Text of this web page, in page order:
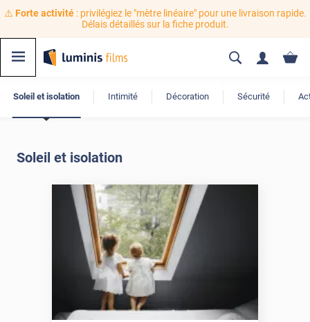
⚠️ Forte activité: privilégiez le "mètre linéaire" pour une livraison rapide.
Délais détaillés sur la fiche produit.
Soleil et isolation Intimité Décoration Sécurité
Soleil et isolation